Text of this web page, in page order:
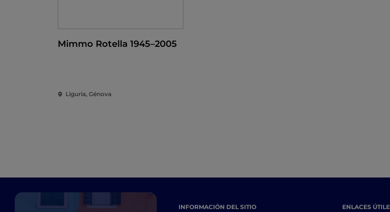
Mimmo Rotella 1945–2005
Liguria, Génova
INFORMACIÓN DEL SITIO ENLACES